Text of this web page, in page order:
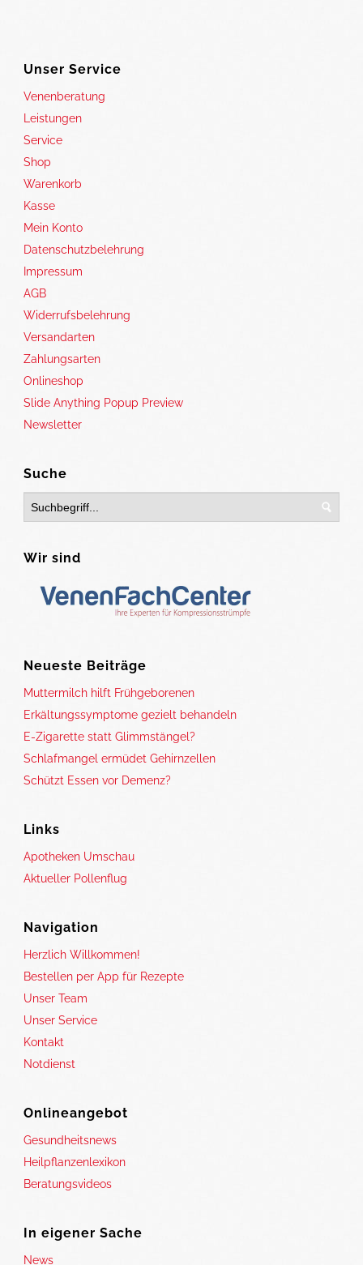
Unser Service
Venenberatung
Leistungen
Service
Shop
Warenkorb
Kasse
Mein Konto
Datenschutzbelehrung
Impressum
AGB
Widerrufsbelehrung
Versandarten
Zahlungsarten
Onlineshop
Slide Anything Popup Preview
Newsletter
Suche
Wir sind
Neueste Beiträge
Muttermilch hilft Frühgeborenen
Erkältungssymptome gezielt behandeln
E-Zigarette statt Glimmstängel?
Schlafmangel ermüdet Gehirnzellen
Schützt Essen vor Demenz?
Links
Apotheken Umschau
Aktueller Pollenflug
Navigation
Herzlich Willkommen!
Bestellen per App für Rezepte
Unser Team
Unser Service
Kontakt
Notdienst
Onlineangebot
Gesundheitsnews
Heilpflanzenlexikon
Beratungsvideos
In eigener Sache
News